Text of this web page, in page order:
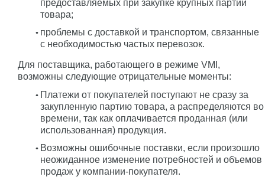
предоставляемых при закупке крупных партий
товара;
проблемы с доставкой и транспортом, связанные
с необходимостью частых перевозок.
Для поставщика, работающего в режиме VMI,
возможны следующие отрицательные моменты:
Платежи от покупателей поступают не сразу за
закупленную партию товара, а распределяются во
времени, так как оплачивается проданная (или
использованная) продукция.
Возможны ошибочные поставки, если произошло
неожиданное изменение потребностей и объемов
продаж у компании-покупателя.